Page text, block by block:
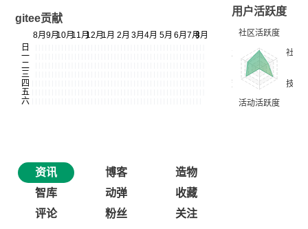
gitee贡献
用户活跃度
资讯 博客
造物
智库
动弹
收藏
评论
粉丝 关注